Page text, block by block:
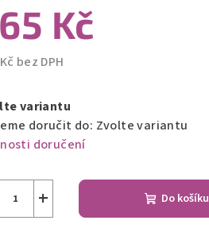
Kč
bez DPH
variantu
doručit do: Zvolte variantu
doručení
+ Do košíku